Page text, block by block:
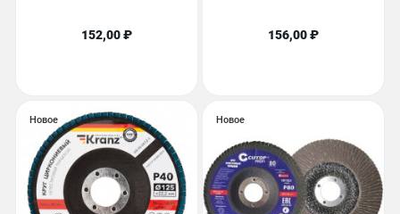
152,00 ₽ 156,00 ₽
Новое Новое